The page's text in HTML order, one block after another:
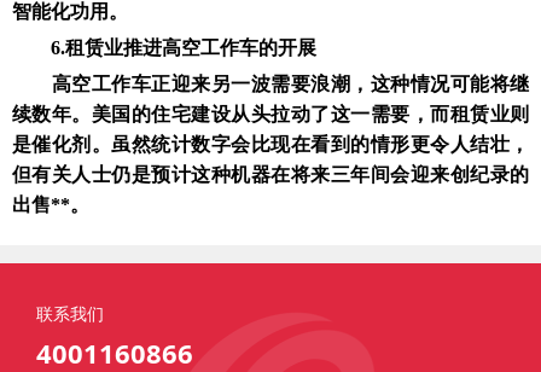
智能化功用。
6.租赁业推进高空工作车的开展
高空工作车正迎来另一波需要浪潮，这种情况可能将继
续数年。美国的住宅建设从头拉动了这一需要，而租赁业则
是催化剂。虽然统计数字会比现在看到的情形更令人结壮，
但有关人士仍是预计这种机器在将来三年间会迎来创纪录的
出售**。
联系我们
4001160866